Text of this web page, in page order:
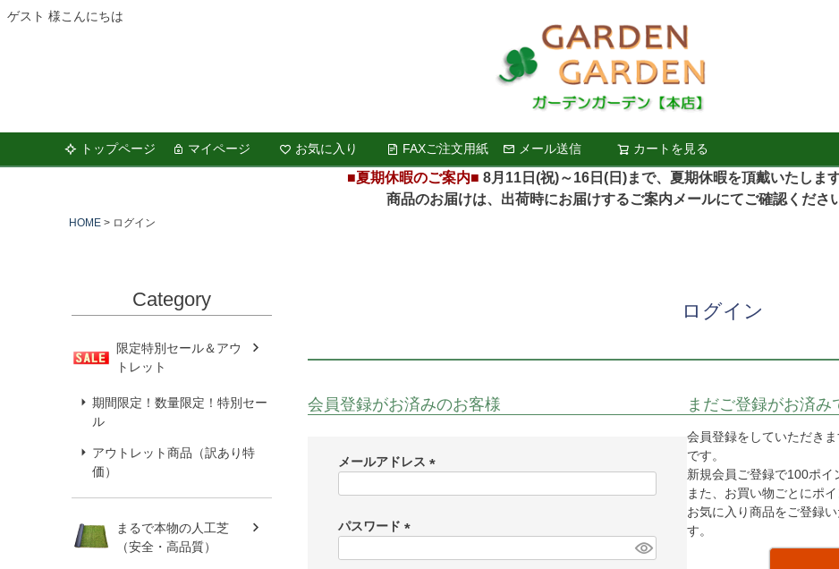
ゲスト 様こんにちは
トップページ
マイページ お気に入り FAXご注文用紙 メール送信 カートを見る
検索
■夏期休暇のご案内■ 8月11日(祝)～16日(日)まで、夏期休暇を頂戴いたします
商品のお届けは、出荷時にお届けするご案内メールにてご確認ください
HOME ログイン
Category
限定特別セール＆アウ
トレット
期間限定！数量限定！特別セー
ル
アウトレット商品（訳あり特
価）
まるで本物の人工芝
（安全・高品質）
ログイン
会員登録がお済みのお客様
メールアドレス
)
パスワード
まだご登録がお済み
会員登録をしていただき
です。
新規会員ご登録で100ポイ
また、お買い物ごとにポイ
お気に入り商品をご登録
す。